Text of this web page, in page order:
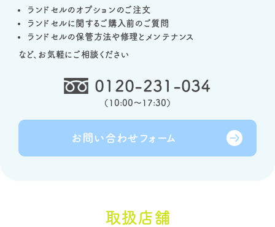
ランドセルのオプションのご注文
ランドセルに関するご購入前のご質問
ランドセルの保管方法や修理とメンテナンス
など、お気軽にご相談ください
0120-231-034
（ 10:00～17:30 ）
お問い合わせ フォーム
取扱店舗